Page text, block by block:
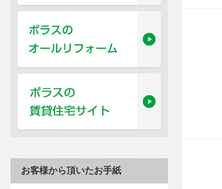
お客様から頂いたお手紙